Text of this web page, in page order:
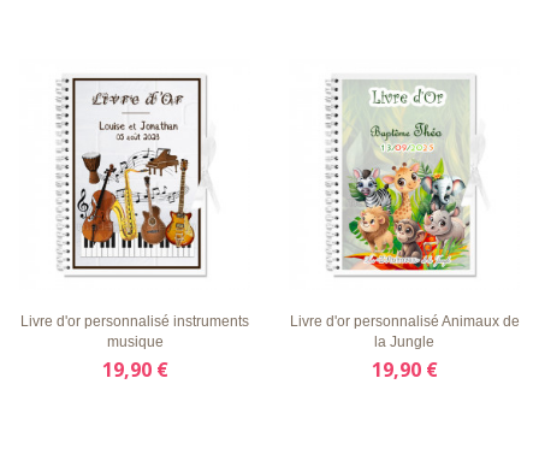
LISTE
D'ENVIE
APERÇU
RAPIDE
DÉTAILS
Livre d'or personnalisé instruments
musique
19,90 €
LISTE
D'ENVIE
APERÇU
RAPIDE
DÉTAILS
Livre d'or personnalisé Animaux de
la Jungle
19,90 €